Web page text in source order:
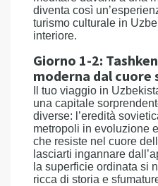
diventa così
turismo culturale in
interiore.
Giorno 1-2:
moderna dal cuore
Il tuo viaggio in
una capitale
diverse: l’eredità
metropoli in evoluzione
che resiste nel cuore
lasciarti ingannare
la superficie ordinata si
ricca di storia e